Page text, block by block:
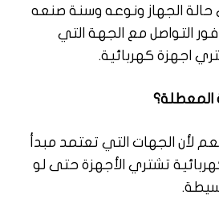
حالة الجهاز ونوعه وسنة صنعه
التواصل مع الجهة التي
اجهزة كهربائية.
المعطلة؟
لأن الجهات التي تعتمد مبدأ
تشتري الأجهزة حتى لو